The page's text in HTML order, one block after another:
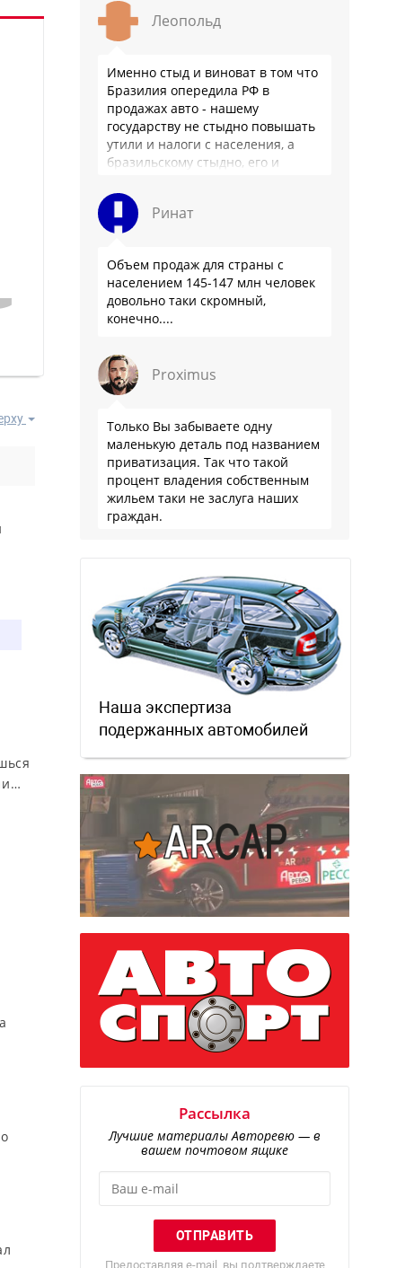
Леопольд
Именно стыд и виноват в том что
Бразилия опередила РФ в
продажах авто - нашему
государству не стыдно повышать
утили и налоги с населения, а
бразильскому стыдно, его и
Ринат
Объем продаж для страны с
населением 145-147 млн человек
довольно таки скромный,
конечно....
Proximus
Только Вы забываете одну
маленькую деталь под названием
приватизация. Так что такой
процент владения собственным
жильем таки не заслуга наших
граждан.
Наша экспертиза
подержанных автомобилей
Рассылка
Лучшие материалы Авторевю — в
вашем почтовом ящике
Предоставляя e-mail, вы подтверждаете